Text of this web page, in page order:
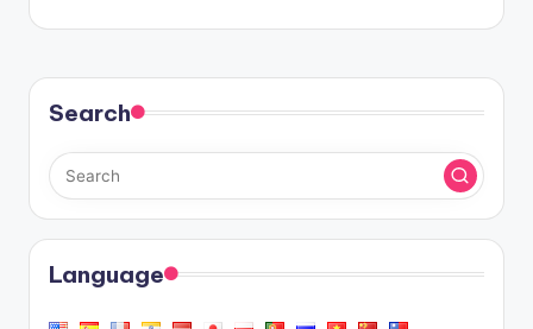
Search
Language